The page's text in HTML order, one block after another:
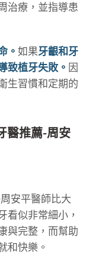
治療，並指導患
。 如果牙齦和牙
致植牙失敗。 因
生習慣和定期的
醫推薦-周安
安平醫師比大
看似非常細小，
與完整，而幫助
和快樂。